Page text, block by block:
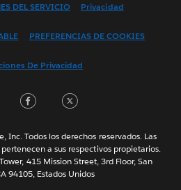
(France)
한국어
Português
Svenska
ไทย
DEL SERVICIO Privacidad
PREFERENCIAS DE COOKIES
De Privacidad
LinkedInFacebook
Inc. Todos los derechos reservados. Las
a sus respectivos propietarios.
415 Mission Street, 3rd Floor, San
94105, Estados Unidos